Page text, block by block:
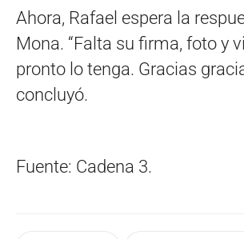
Ahora, Rafael espera la
Mona. “Falta su firma, foto y
pronto lo tenga. Gracias
concluyó.
Fuente: Cadena 3.